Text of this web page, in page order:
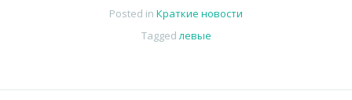
Posted in Краткие новости
Taggedлевые